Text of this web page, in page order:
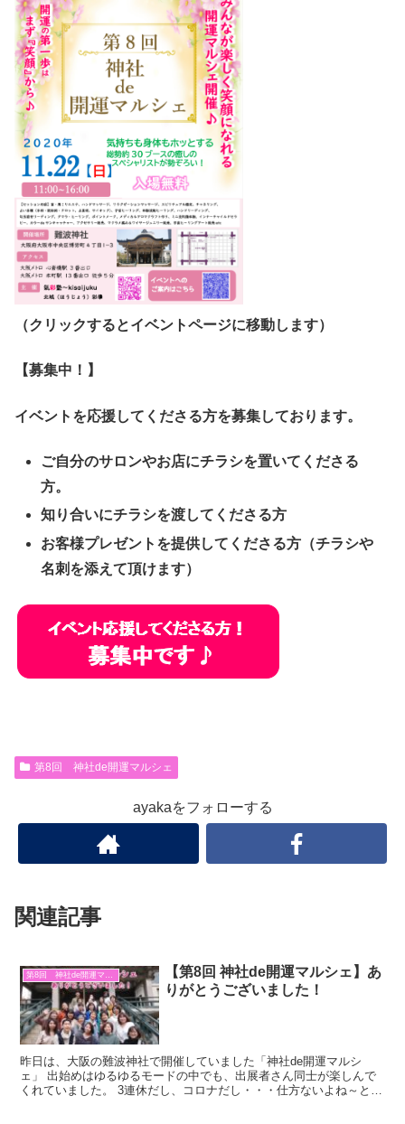
（クリックするとイベントページに移動します）
【募集中！】
イベントを応援してくださる方を募集しております。
ご自分のサロンやお店にチラシを置いてくださる
方。
知り合いにチラシを渡してくださる方
お客様プレゼントを提供してくださる方（チラシや
名刺を添えて頂けます）
第8回 神社de開運マルシェ
ayakaをフォローする
関連記事
第8回 神社de開運マルシェ
【第8回 神社de開運マルシェ】あ
りがとうございました！
昨日は、大阪の難波神社で開催していました「神社de開運マルシ
ェ」 出始めはゆるゆるモードの中でも、出展者さん同士が楽しんで
くれていました。 3連休だし、コロナだし・・・仕方ないよね～と言